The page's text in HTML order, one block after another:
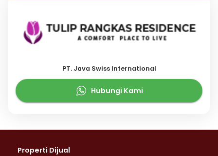
PT. Java Swiss International
Hubungi Kami
Properti Dijual